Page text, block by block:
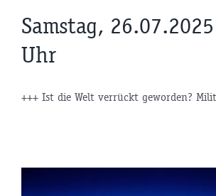
Samstag,
Uhr
+++ Ist die Welt verrückt geworden?